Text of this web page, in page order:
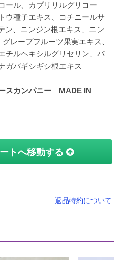
ール、カプリリルグリコー
ウ種子エキス、コチニールサ
ン、ニンジン根エキス、ニン
レープフルーツ果実エキス、
チルヘキシルグリセリン、パ
ガバギシギシ根エキス
スカンパニー MADE IN
トへ移動する
返品特約について